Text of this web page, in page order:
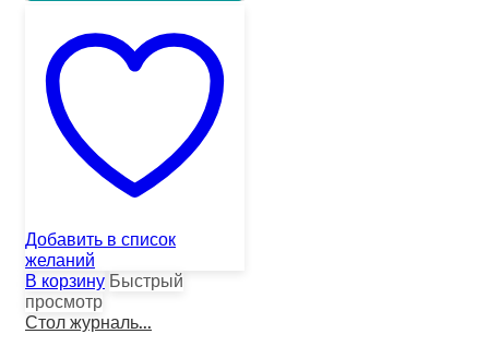
Добавить в список
желаний
В корзину Быстрый
просмотр
Стол журналь...